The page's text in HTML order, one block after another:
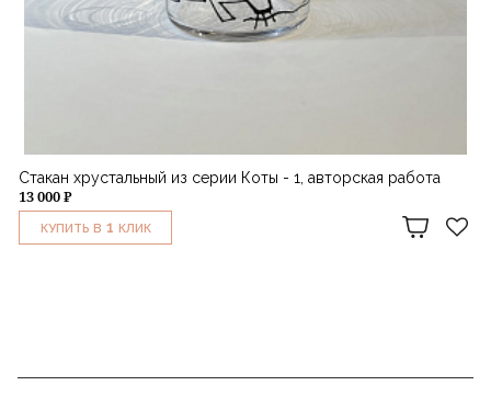
Стакан хрустальный из серии Коты - 1, авторская работа
13 000 ₽
КУПИТЬ В 1 КЛИК